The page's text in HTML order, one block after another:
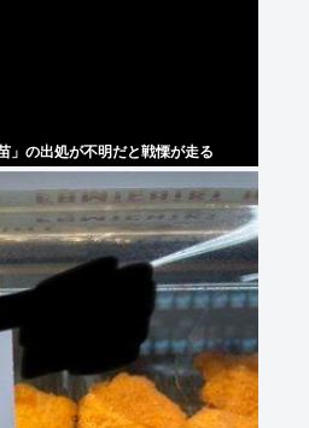
」の出処が不明だと戦慄が走る